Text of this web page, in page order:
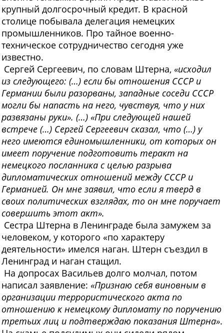
крупный долгосрочный кредит. В красной
столице побывала делегация немецких
промышленников. Про тайное военно-
техническое сотрудничество сегодня уже
известно.
Сергей Сергеевич, по словам Штерна, «исходил
из следующего: (…) если бы отношения СССР и
Германии были разорваны, западные соседи СССР
могли бы напасть на него, чувствуя, что у них
развязаны руки». (…) «При следующей нашей
встрече (…) Сергей Сергеевич сказал, что (…) у
него имеются единомышленники, от которых он
имеет поручение подготовить теракт на
немецкого посланника с целью разрыва
дипломатических отношений между СССР и
Германией. Он мне заявил, что если я тверд в
своих политических взглядах, то он мне поручает
совершить этот акт».
Сестра Штерна в Ленинграде была замужем за
человеком, у которого «по характеру
деятельности» имелся наган. Штерн съездил в
Ленинград и наган стащил.
На допросах Васильев долго молчал, потом
написал заявление: «Признаю себя виновным в
организации террористического акта по
отношению к немецкому дипломату по поручению
третьих лиц и подтверждаю показания Штерна».